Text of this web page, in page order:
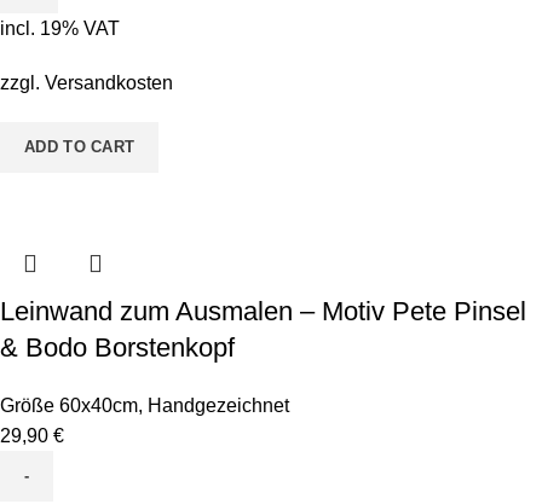
incl. 19% VAT
zzgl. Versandkosten
ADD TO CART
Leinwand zum Ausmalen – Motiv Pete Pinsel
& Bodo Borstenkopf
Größe 60x40cm, Handgezeichnet
29,90 €